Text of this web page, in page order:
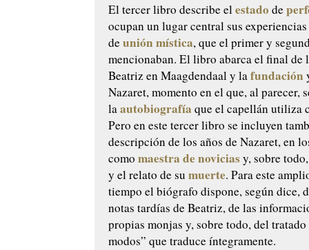
El tercer libro describe elestado de
ocupan un lugar central sus
deunión mística, que el primer y
mencionaban. El libro abarca el final de
Beatriz en Maagdendaal y lafundación
Nazaret, momento en el que, al parecer,
laautobiografía que el capellán utiliza
Pero en este tercer libro se incluyen
descripción de los años de Nazaret, en
comomaestra de noviciasy, sobre
y el relato de sumuerte. Para este
tiempo el biógrafo dispone, según dice,
notas tardías de Beatriz, de las
propias monjas y, sobre todo, del
modos” que traduce íntegramente.